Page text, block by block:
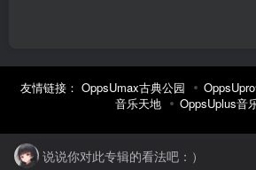
友情链接： OppsUmax古典公园
音乐天地
OppsUplus音
说说你对此专辑的看法吧：）